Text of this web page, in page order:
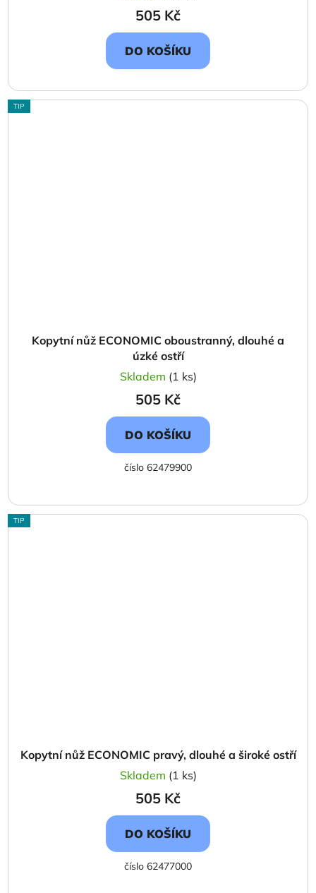
505 Kč
DO KOŠÍKU
TIP
Kopytní nůž ECONOMIC oboustranný, dlouhé a
úzké ostří
Skladem (1 ks)
505 Kč
DO KOŠÍKU
číslo 62479900
TIP
Kopytní nůž ECONOMIC pravý, dlouhé a široké ostří
Skladem (1 ks)
505 Kč
DO KOŠÍKU
číslo 62477000